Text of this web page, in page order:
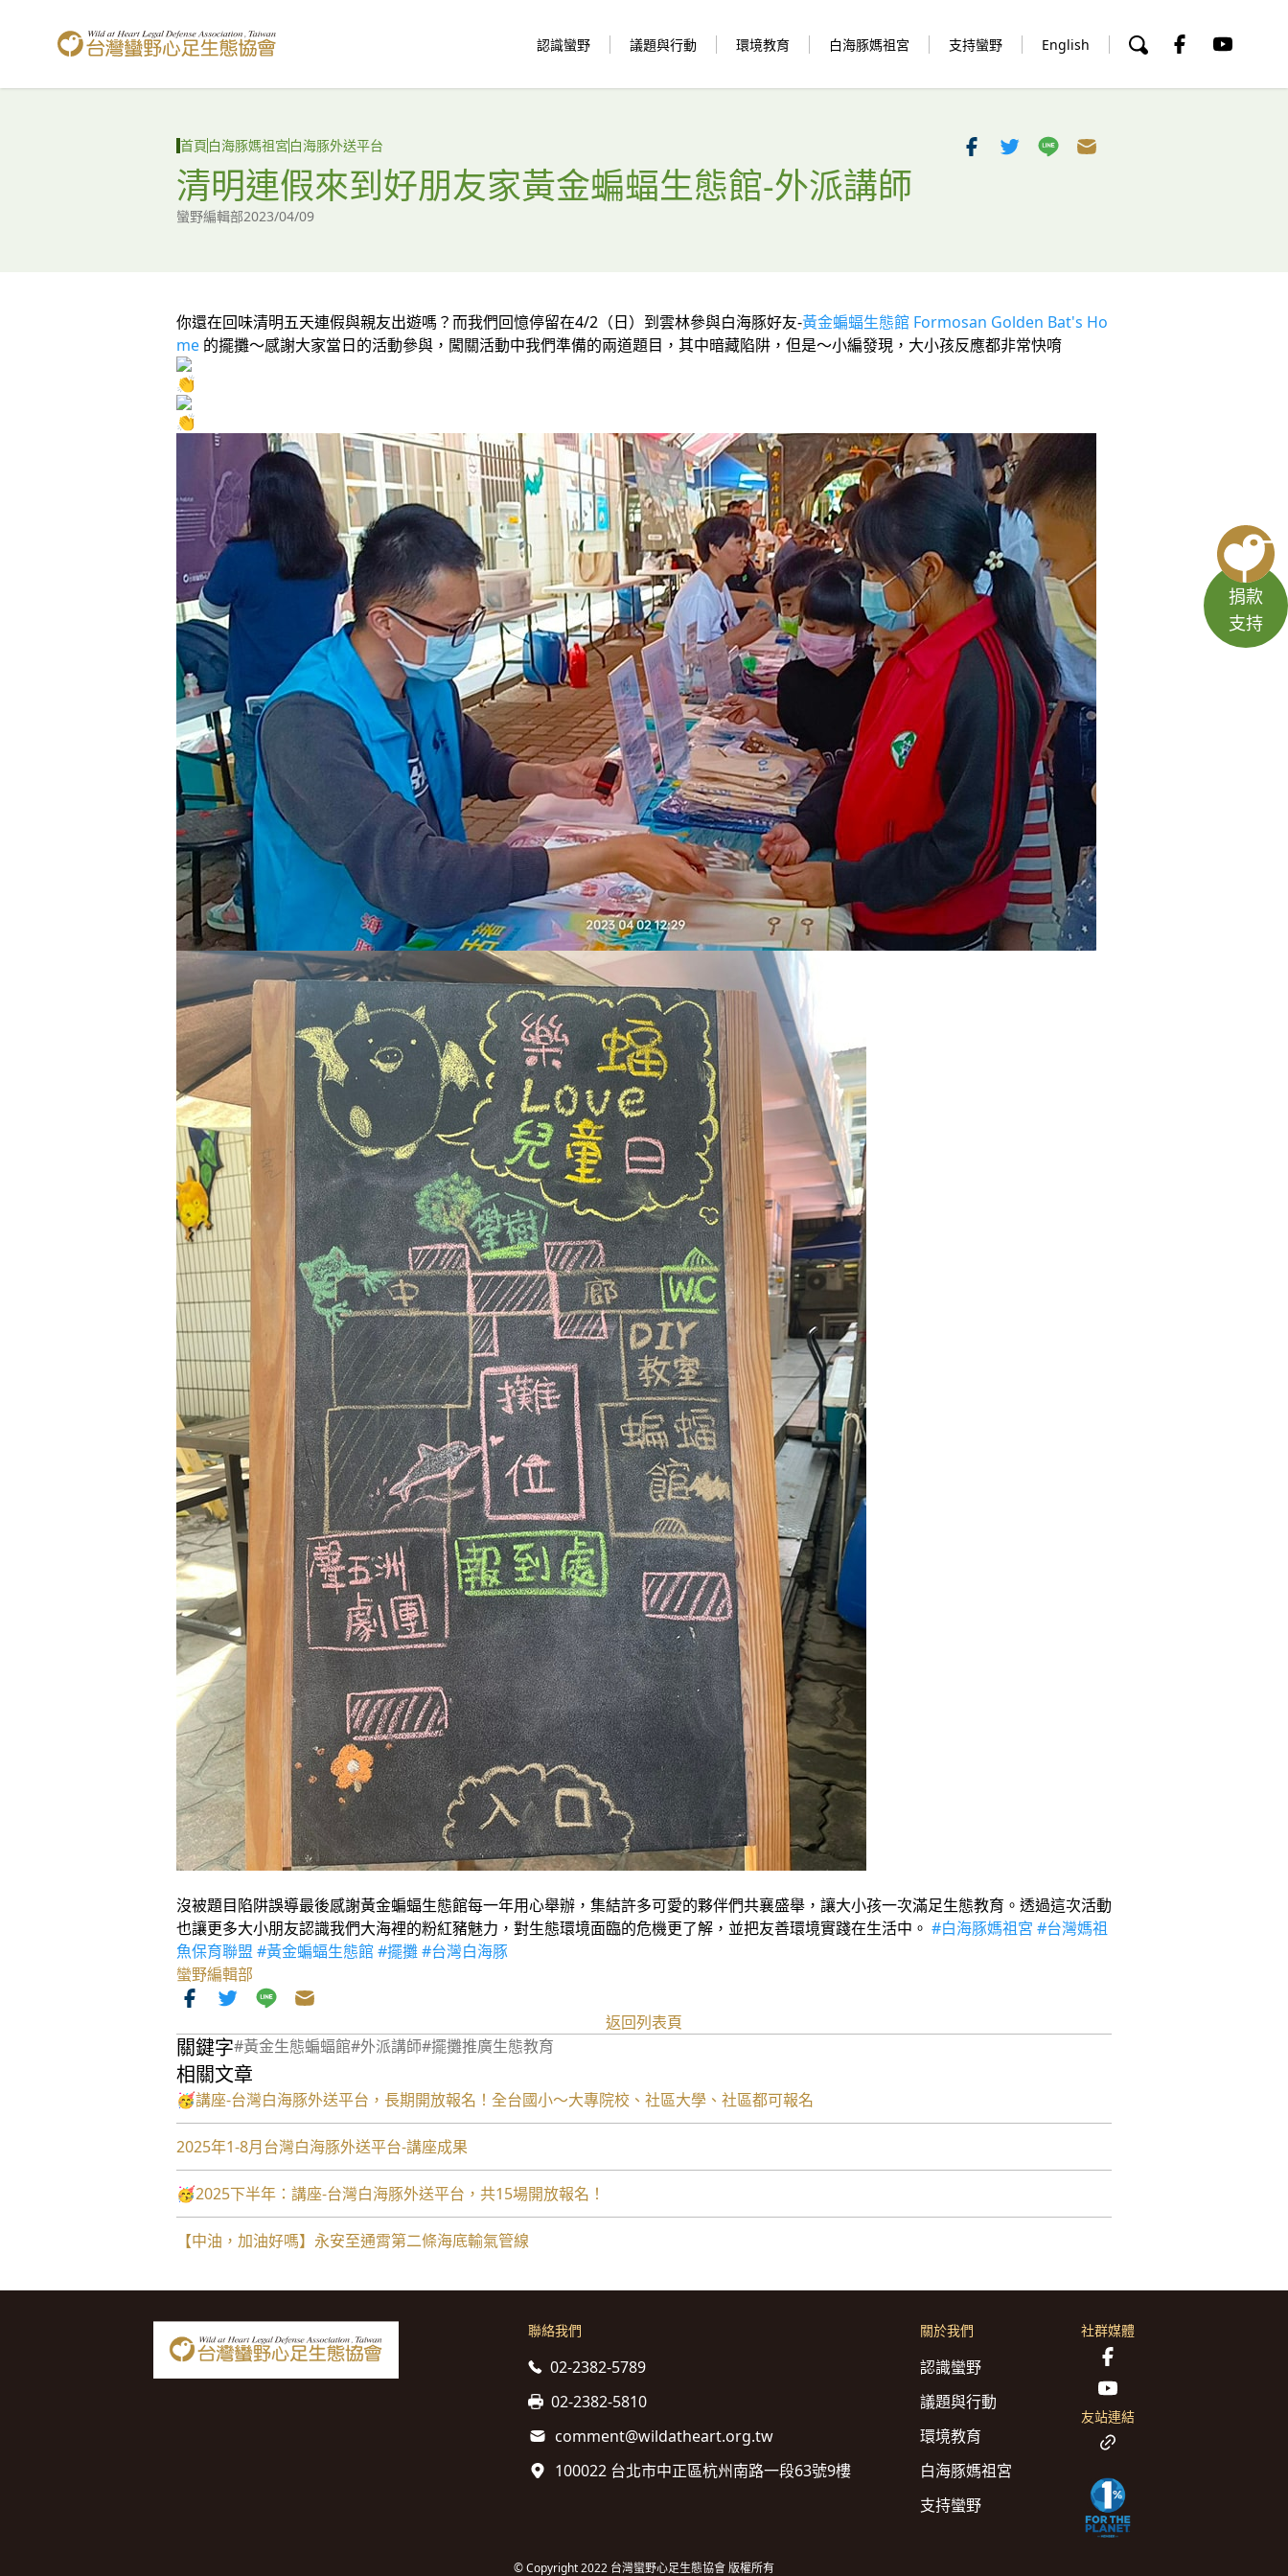
台灣蠻野心足生態協會
認識蠻野 議題與行動 環境教育 白海豚媽祖宮 支持蠻野 English
捐款
支持
首頁 白海豚媽祖宮 白海豚外送平台
清明連假來到好朋友家黃金蝙蝠生態館-外派講師
蠻野編輯部2023/04/09
你還在回味清明五天連假與親友出遊嗎？而我們回憶停留在4/2（日）到雲林參與白海豚好友-黃金蝙蝠生態館 Formosan Golden Bat's Ho
me 的擺攤～感謝大家當日的活動參與，闖關活動中我們準備的兩道題目，其中暗藏陷阱，但是～小編發現，大小孩反應都非常快唷
沒被題目陷阱誤導最後感謝黃金蝙蝠生態館每一年用心舉辦，集結許多可愛的夥伴們共襄盛舉，讓大小孩一次滿足生態教育。透過這次活動
也讓更多大小朋友認識我們大海裡的粉紅豬魅力，對生態環境面臨的危機更了解，並把友善環境實踐在生活中。 #白海豚媽祖宮 #台灣媽祖
魚保育聯盟 #黃金蝙蝠生態館#擺攤#台灣白海豚
蠻野編輯部
返回列表頁
關鍵字#黃金生態蝙蝠館#外派講師#擺攤推廣生態教育
相關文章
🥳講座-台灣白海豚外送平台，長期開放報名！全台國小～大專院校、社區大學、社區都可報名
2025年1-8月台灣白海豚外送平台-講座成果
🥳2025下半年：講座-台灣白海豚外送平台，共15場開放報名！
【中油，加油好嗎】永安至通霄第二條海底輸氣管線
聯絡我們
02-2382-5789
02-2382-5810
comment@wildatheart.org.tw
100022 台北市中正區杭州南路一段63號9樓
關於我們
認識蠻野
議題與行動
環境教育
白海豚媽祖宮
支持蠻野
社群媒體
友站連結
© Copyright 2022 台灣蠻野心足生態協會 版權所有